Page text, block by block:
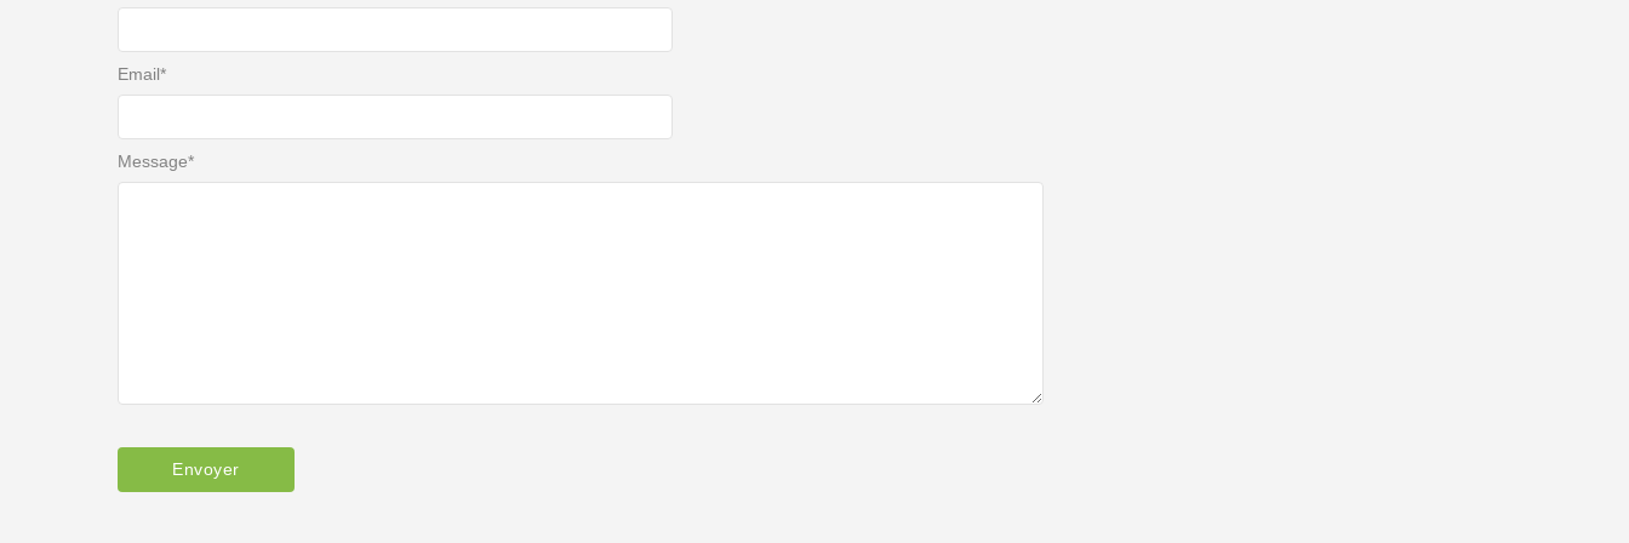
Message*
Email*